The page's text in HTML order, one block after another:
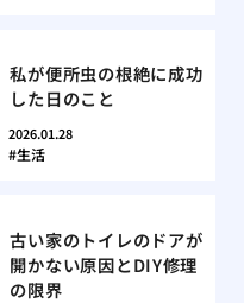
私が便所虫の根絶に成功
した日のこと
2026.01.28
生活
古い家のトイレのドアが
開かない原因とDIY修理
の限界